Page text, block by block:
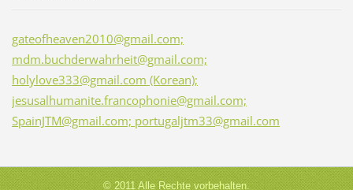
gateofheaven2010@gmail.com;
mdm.buchderwahrheit@gmail.com;
holylove333@gmail.com (Korean);
jesusalhumanite.francophonie@gmail.com;
SpainJTM@gmail.com; portugaljtm33@gmail.com
© 2011 Alle Rechte vorbehalten.